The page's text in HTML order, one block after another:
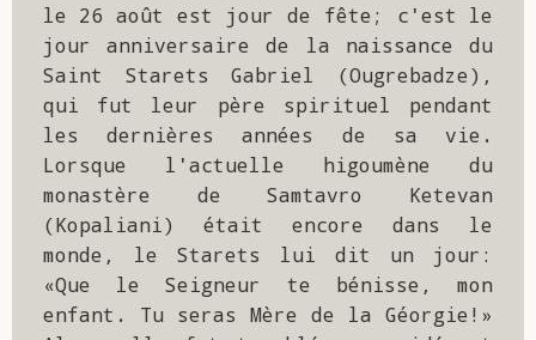
le 26 août est jour de fête; c'est le
jour anniversaire de la naissance du
Saint Starets Gabriel (Ougrebadze),
qui fut leur père spirituel pendant
les dernières années de sa vie.
Lorsque l'actuelle higoumène du
monastère de Samtavro Ketevan
(Kopaliani) était encore dans le
monde, le Starets lui dit un jour:
«Que le Seigneur te bénisse, mon
enfant. Tu seras Mère de la Géorgie!»